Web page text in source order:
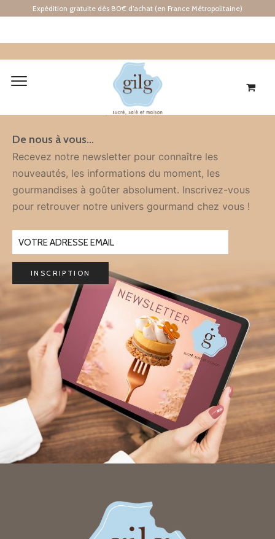
Expédition gratuite dès 80€ d’achat (en France Métropolitaine)
Inscription
À LA NEWSLETTER
De nous à vous…
Recevez notre newsletter pour connaître les
nouveautés, les informations du moment, les
gourmandises à goûter absolument. Inscrivez-vous
pour retrouver notre univers gourmand chez vous !